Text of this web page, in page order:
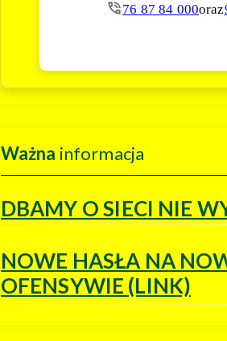
76 87 84 000oraz
Ważna informacja
DBAMY O SIECI NIE
NOWE HASŁA NA
OFENSYWIE (LINK)